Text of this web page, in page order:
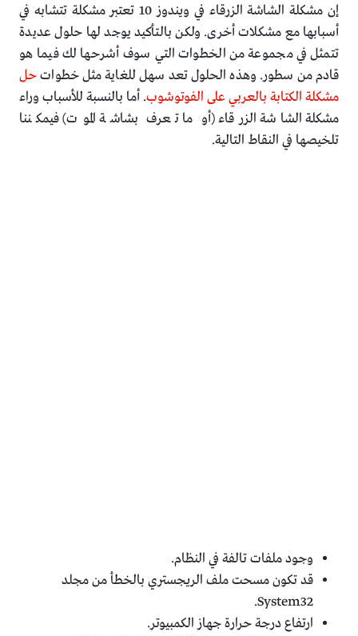
إن مشكلة الشاشة الزرقاء في ويندوز 10 تعتبر مشكلة تتشابه في
أسبابها مع مشكلات أخرى. ولكن بالتأكيد يوجد لها حلول عديدة
تتمثل في مجموعة من الخطوات التي سوف أشرحها لك فيما هو
قادم من سطور. وهذه الحلول تعد سهل للغاية مثل خطواتحل
مشكلة الكتابة بالعربي على الفوتوشوب. أما بالنسبة للأسباب وراء
مشكلة الشاشة الزرقاء (أو ما تعرف بشاشة الموت) فيمكننا
تلخيصها في النقاط التالية.
وجود ملفات تالفة في النظام.
قد تكون مسحت ملف الريجستري بالخطأ من مجلد
System32.
ارتفاع درجة حرارة جهاز الكمبيوتر.